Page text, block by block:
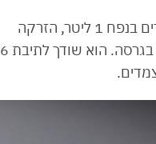
המנוע החזק ביותר בהיצע של היונדאי באיון הוא טורבו בנזין T-GDi שלושה צילינדרים בנפח 1 ליטר, הזרקה
ישירה, בשילוב מערכת Mild Hybrid 48v, והוא יודע לייצר 100 או 120 כ״ס, תלוי בגרסה. הוא שודך לתיבת 6